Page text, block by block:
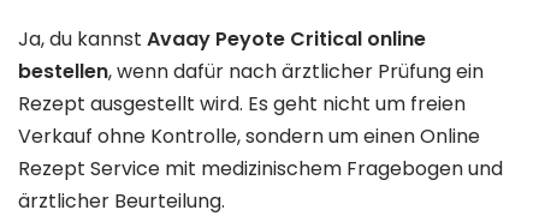
Ja, du kannst Avaay Peyote Critical online
bestellen, wenn dafür nach ärztlicher Prüfung ein
Rezept ausgestellt wird. Es geht nicht um freien
Verkauf ohne Kontrolle, sondern um einen Online
Rezept Service mit medizinischem Fragebogen und
ärztlicher Beurteilung.